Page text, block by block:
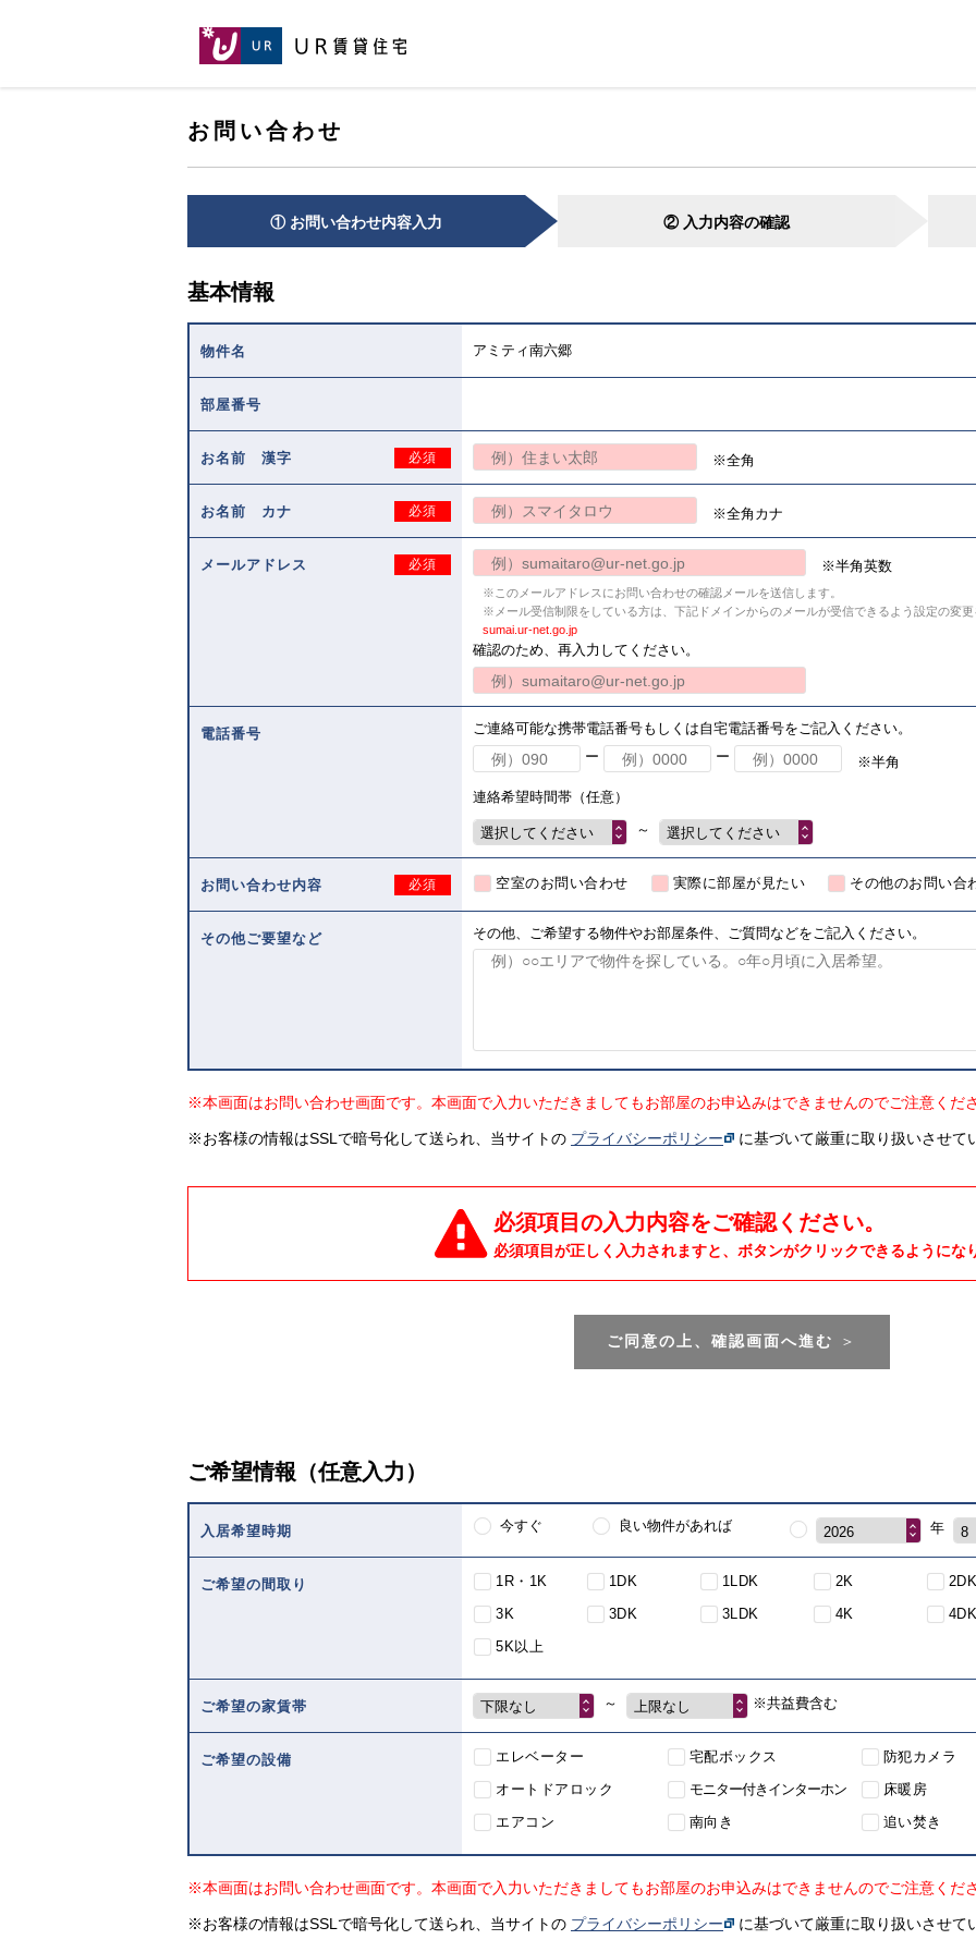
お問い合わせ
① お問い合わせ内容入力 ② 入力内容の確認
基本情報
物件名 アミティ南六郷
部屋番号
お名前 漢字 必須 ※全角
お名前 カナ 必須 ※全角カナ
メールアドレス 必須 ※半角英数
※このメールアドレスにお問い合わせの確認メールを送信します。
※メール受信制限をしている方は、下記ドメインからのメールが受信できるよう設定の変更
sumai.ur-net.go.jp
確認のため、再入力してください。
電話番号
ご連絡可能な携帯電話番号もしくは自宅電話番号をご記入ください。
ー
ー ※半角
連絡希望時間帯（任意）
選択してください ～ 選択してください
お問い合わせ内容 必須 空室のお問い合わせ 実際に部屋が見たい その他のお問い合
その他ご要望など その他、ご希望する物件やお部屋条件、ご質問などをご記入ください。
※本画面はお問い合わせ画面です。本画面で入力いただきましてもお部屋のお申込みはできませんのでご注意くださ
※お客様の情報はSSLで暗号化して送られ、当サイトの プライバシーポリシー に基づいて厳重に取り扱いさせて
必須項目の入力内容をご確認ください。
必須項目が正しく入力されますと、ボタンがクリックできるようにな
ご同意の上、確認画面へ進む ＞
ご希望情報（任意入力）
入居希望時期 今すぐ 良い物件があれば 2026 年 8
ご希望の間取り 1R・1K 1DK 1LDK 2K 2DK
3K
3DK 3LDK 4K 4DK
5K以上
ご希望の家賃帯 下限なし ～ 上限なし ※共益費含む
ご希望の設備 エレベーター 宅配ボックス 防犯カメラ
オートドアロック
モニター付きインターホン 床暖房
エアコン
南向き 追い焚き
※本画面はお問い合わせ画面です。本画面で入力いただきましてもお部屋のお申込みはできませんのでご注意くださ
※お客様の情報はSSLで暗号化して送られ、当サイトの プライバシーポリシー に基づいて厳重に取り扱いさせて